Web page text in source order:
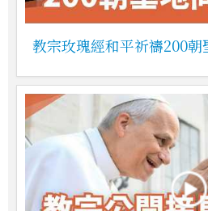
教宗玫瑰經和平祈禱200朝